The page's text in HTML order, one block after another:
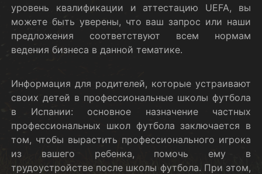
уровень квалификации и аттестацию UEFA, вы
можете быть уверены, что ваш запрос или наши
предложения соответствуют всем нормам
ведения бизнеса в данной тематике.
Информация для родителей, которые устраивают
своих детей в профессиональные школы футбола
в Испании: основное назначение частных
профессиональных школ футбола заключается в
том, чтобы вырастить профессионального игрока
из вашего ребенка, помочь ему в
трудоустройстве после школы футбола. При этом,